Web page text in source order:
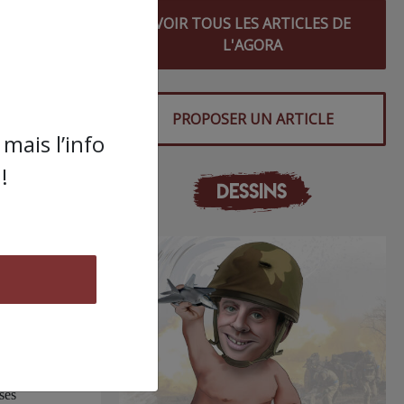
à
VOIR TOUS LES ARTICLES DE
L'AGORA
PROPOSER UN ARTICLE
DESSINS
l’info